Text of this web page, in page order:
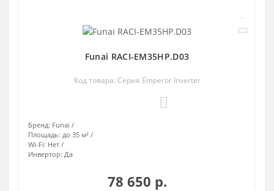
Funai RACI-EM35HP.D03
Код товара: Серия Emperor Inverter
Бренд: Funai
Площадь: до 35 м²
Wi-Fi: Нет
Инвертор: Да
78 650 р.